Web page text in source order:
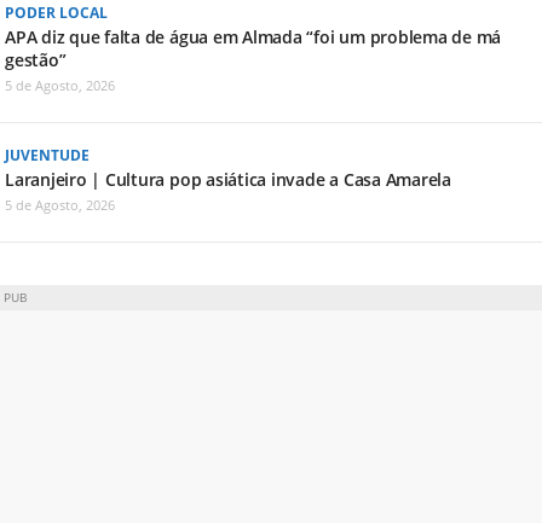
PODER LOCAL
APA diz que falta de água em Almada “foi um problema de má
gestão”
5 de Agosto, 2026
JUVENTUDE
Laranjeiro | Cultura pop asiática invade a Casa Amarela
5 de Agosto, 2026
PUB